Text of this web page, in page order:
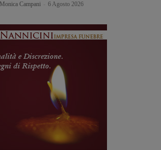
Monica Campani 6 Agosto 2026